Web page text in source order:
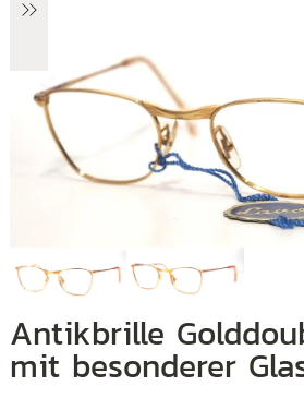
Antikbrille Golddoublé 12 Karat
mit besonderer
+